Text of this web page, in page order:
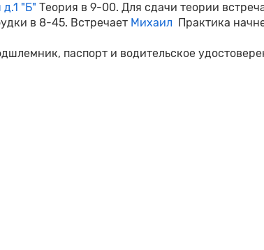
"Б" Теория в 9-00. Для сдачи теории
в 8-45. Встречает Михаил Практика
паспорт и водительское